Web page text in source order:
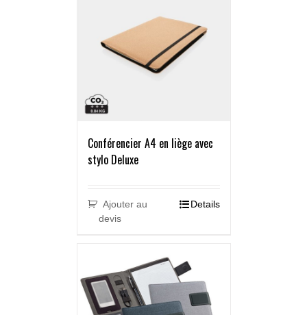
Conférencier A4 en liège avec
stylo Deluxe
Ajouter au
devis
Details